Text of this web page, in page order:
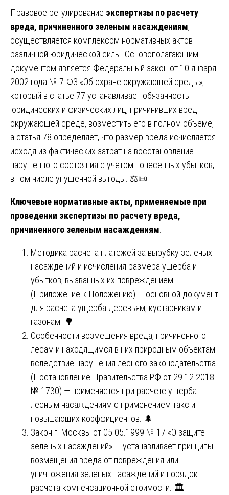
Правовое регулирование экспертизы по расчету
вреда, причиненного зеленым насаждениям,
осуществляется комплексом нормативных актов
различной юридической силы. Основополагающим
документом является Федеральный закон от 10 января
2002 года № 7-ФЗ «Об охране окружающей среды»,
который в статье 77 устанавливает обязанность
юридических и физических лиц, причинивших вред
окружающей среде, возместить его в полном объеме,
а статья 78 определяет, что размер вреда исчисляется
исходя из фактических затрат на восстановление
нарушенного состояния с учетом понесенных убытков,
в том числе упущенной выгоды. ⚖️📜
Ключевые нормативные акты, применяемые при
проведении экспертизы по расчету вреда,
причиненного зеленым насаждениям:
Методика расчета платежей за вырубку зеленых
насаждений и исчисления размера ущерба и
убытков, вызванных их повреждением
(Приложение к Положению) — основной документ
для расчета ущерба деревьям, кустарникам и
газонам. 🌳
Особенности возмещения вреда, причиненного
лесам и находящимся в них природным объектам
вследствие нарушения лесного законодательства
(Постановление Правительства РФ от 29.12.2018
№ 1730) — применяется при расчете ущерба
лесным насаждениям с применением такс и
повышающих коэффициентов. 🌲
Закон г. Москвы от 05.05.1999 № 17 «О защите
зеленых насаждений» — устанавливает принципы
возмещения вреда от повреждения или
уничтожения зеленых насаждений и порядок
расчета компенсационной стоимости. 🏛️